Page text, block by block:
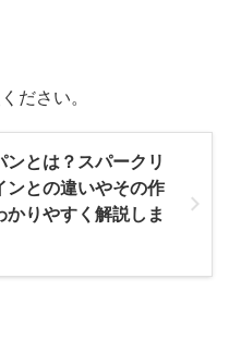
ださい。
ンとは？スパークリ
ンとの違いやその作
かりやすく解説しま